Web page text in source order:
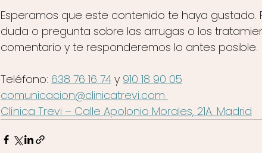
Esperamos que este contenido te haya gustado.
duda o pregunta sobre las arrugas o los
comentario y te responderemos lo antes posible.
Teléfono: 638 76 16 74 y 910 18 90 05
comunicacion@clinicatrevi.com
Clínica Trevi – Calle Apolonio Morales, 21A. Madrid